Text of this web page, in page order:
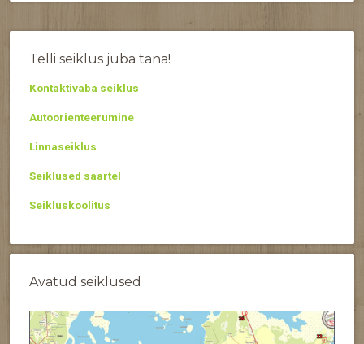
Telli seiklus juba täna!
Kontaktivaba seiklus
Autoorienteerumine
Linnaseiklus
Seiklused saartel
Seikluskoolitus
Avatud seiklused